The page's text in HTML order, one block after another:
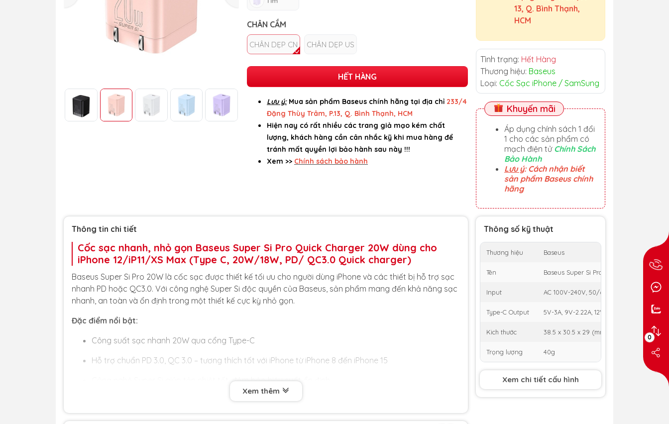
CHÂN CẮM
CHÂN DẸP CN CHÂN DẸP US
HẾT HÀNG
Lưu ý: Mua sản phẩm Baseus chính hãng tại địa chỉ 233/4
Đặng Thùy Trâm, P.13, Q. Bình Thạnh, HCM
Hiện nay có rất nhiều các trang giả mạo kém chất
lượng, khách hàng cần cân nhắc kỹ khi mua hàng để
tránh mất quyền lợi bảo hành sau này !!!
Xem >> Chính sách bảo hành
0
13, Q. Bình Thạnh,
HCM
Tình trạng: Hết Hàng
Thương hiệu: Baseus
Loại: Cốc Sạc iPhone / SamSung
Khuyến mãi
Áp dụng chính sách 1 đổi
1 cho các sản phẩm có
mạch điện tử Chính Sách
Bảo Hành
Lưu ý: Cách nhận biết
sản phẩm Baseus chính
hãng
Thông số kỹ thuật
Thương hiệu Baseus
Tên Baseus Super Si Pro Quick Charger 20W
Input AC 100V-240V, 50/60Hz, 0.8A
Type-C Output 5V-3A, 9V-2.22A, 12V-1.67A
Kich thước 38.5 x 30.5 x 29 (mm)
Trọng lượng 40g
Xem chi tiết cấu hình
Thông tin chi tiết
Cốc sạc nhanh, nhỏ gọn Baseus Super Si Pro Quick Charger 20W dùng cho
iPhone 12/iP11/XS Max (Type C, 20W/18W, PD/ QC3.0 Quick charger)
Baseus Super Si Pro 20W là cốc sạc được thiết kế tối ưu cho người dùng iPhone và các thiết bị hỗ trợ sạc
nhanh PD hoặc QC3.0. Với công nghệ Super Si độc quyền của Baseus, sản phẩm mang đến khả năng sạc
nhanh, an toàn và ổn định trong một thiết kế cực kỳ nhỏ gọn.
Đặc điểm nổi bật:
Công suất sạc nhanh 20W qua cổng Type-C
Hỗ trợ chuẩn PD 3.0, QC 3.0 – tương thích tốt với iPhone từ iPhone 8 đến iPhone 15
Công nghệ Super Si giúp tản nhiệt tốt, đảm bảo hiệu suất ổn định
Kích thước siêu nhỏ, dễ dàng mang theo hoặc sử dụng tại bàn làm việc
Thiết kế sang trọng, hiện đại, hoàn thiện cao cấp
Xem thêm